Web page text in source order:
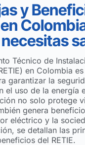
y
en
Técnico de
en Colombia
garantizar la
el uso de la energía
no solo protege
genera
eléctrico y la
se detallan las
del RETIE.